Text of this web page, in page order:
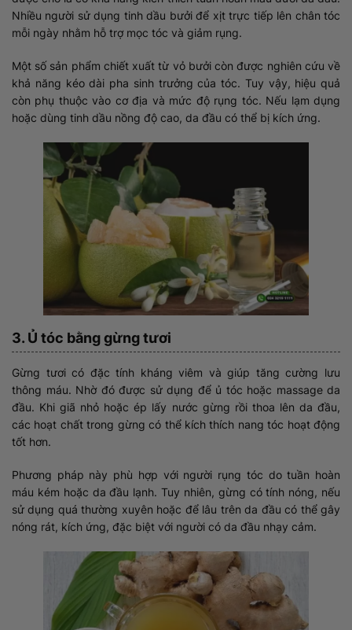
Nhiều người sử dụng tinh dầu bưởi để xịt trực tiếp lên chân tóc
mỗi ngày nhằm hỗ trợ mọc tóc và giảm rụng.
Một số sản phẩm chiết xuất từ vỏ bưởi còn được nghiên cứu về
khả năng kéo dài pha sinh trưởng của tóc. Tuy vậy, hiệu quả
còn phụ thuộc vào cơ địa và mức độ rụng tóc. Nếu lạm dụng
hoặc dùng tinh dầu nồng độ cao, da đầu có thể bị kích ứng.
3. Ủ tóc bằng gừng tươi
Gừng tươi có đặc tính kháng viêm và giúp tăng cường lưu
thông máu. Nhờ đó được sử dụng để ủ tóc hoặc massage da
đầu. Khi giã nhỏ hoặc ép lấy nước gừng rồi thoa lên da đầu,
các hoạt chất trong gừng có thể kích thích nang tóc hoạt động
tốt hơn.
Phương pháp này phù hợp với người rụng tóc do tuần hoàn
máu kém hoặc da đầu lạnh. Tuy nhiên, gừng có tính nóng, nếu
sử dụng quá thường xuyên hoặc để lâu trên da đầu có thể gây
nóng rát, kích ứng, đặc biệt với người có da đầu nhạy cảm.